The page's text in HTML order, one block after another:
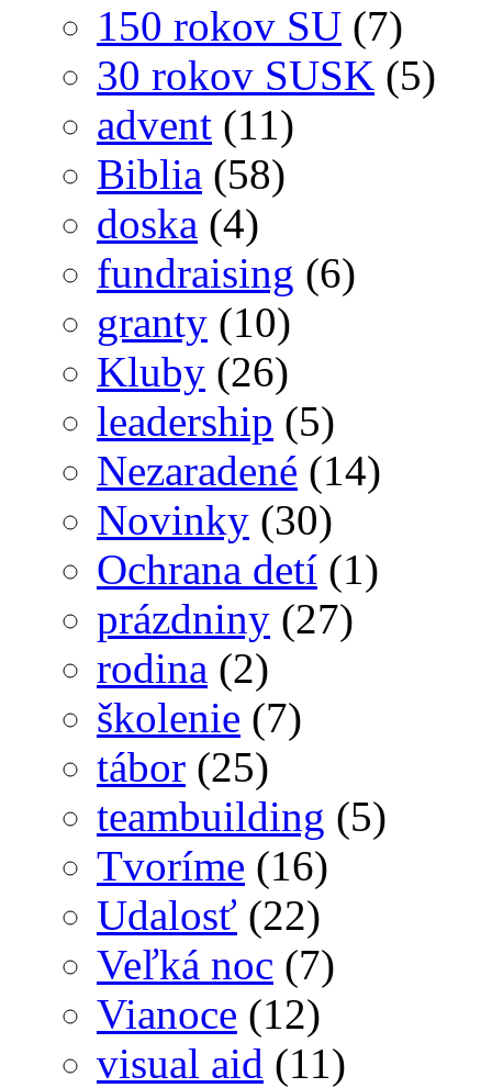
150 rokov SU (7)
30 rokov SUSK (5)
advent (11)
Biblia (58)
doska (4)
fundraising (6)
granty (10)
Kluby (26)
leadership (5)
Nezaradené (14)
Novinky (30)
Ochrana detí (1)
prázdniny (27)
rodina (2)
školenie (7)
tábor (25)
teambuilding (5)
Tvoríme (16)
Udalosť (22)
Veľká noc (7)
Vianoce (12)
visual aid (11)